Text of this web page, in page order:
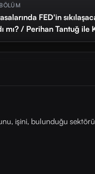
FED'in
mı? / Perihan Tantuğ ile
işini, bulunduğu sektörü,